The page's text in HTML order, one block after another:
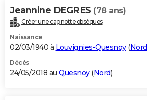
Jeannine DEGRES (78 ans)
Créer une cagnotte obsèques
Naissance
02/03/1940 à Louvignies-Quesnoy(Nord
Décès
24/05/2018 au Quesnoy(Nord)